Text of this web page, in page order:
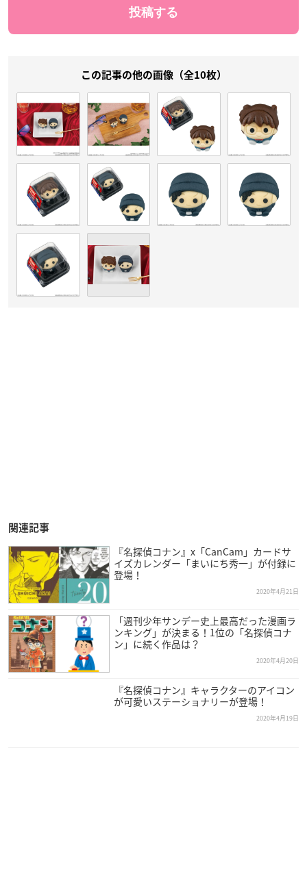
この記事の他の画像（全10枚）
関連記事
『名探偵コナン』x「CanCam」カードサ
イズカレンダー「まいにち秀一」が付録に
登場！
2020年4月21日
「週刊少年サンデー史上最高だった漫画ラ
ンキング」が決まる！1位の「名探偵コナ
ン」に続く作品は？
2020年4月20日
『名探偵コナン』キャラクターのアイコン
が可愛いステーショナリーが登場！
2020年4月19日